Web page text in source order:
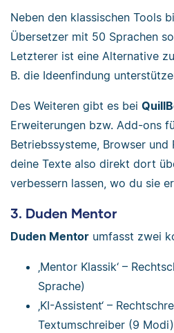
Neben den klassischen Tools
Übersetzer mit 50 Sprachen
Letzterer ist eine Alternative
B. die Ideenfindung
Des Weiteren gibt es bei
Erweiterungen bzw. Add-ons
Betriebssysteme, Browser und
deine Texte also direkt dort
verbessern lassen, wo du sie
3. Duden Mentor
Duden Mentor umfasst zwei
‚Mentor Klassik‘ –
Sprache)
‚KI-Assistent‘ –
Textumschreiber (9 Modi)